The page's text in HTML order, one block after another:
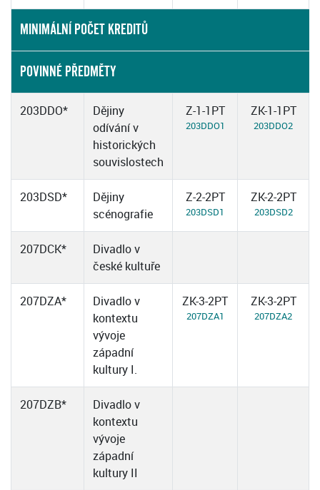
MINIMÁLNÍ POČET KREDITŮ
POVINNÉ PŘEDMĚTY
203DDO*
Dějiny
odívání v
historických
souvislostech
Z-1-1PT
203DDO1
ZK-1-1PT
203DDO2
203DSD*
Dějiny
scénografie
Z-2-2PT
203DSD1
ZK-2-2PT
203DSD2
207DCK*
Divadlo v
české kultuře
207DZA*
Divadlo v
kontextu
vývoje
západní
kultury I.
ZK-3-2PT
207DZA1
ZK-3-2PT
207DZA2
207DZB*
Divadlo v
kontextu
vývoje
západní
kultury II